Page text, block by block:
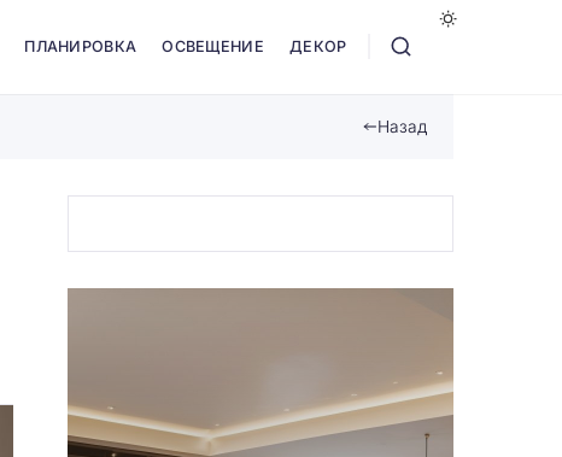
ПЛАНИРОВКА ОСВЕЩЕНИЕ ДЕКОР
Назад